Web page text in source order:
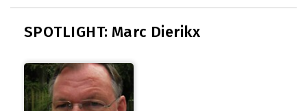
SPOTLIGHT: Marc Dierikx